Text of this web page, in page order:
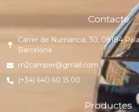
Contacte
Carrer de Numància, 30, 08184
Barcelona
m2camper@gmail.com
(+34) 640 60 15 00
Productes